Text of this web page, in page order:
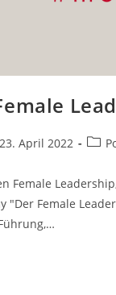
23. April 2022
Female
"Der Female